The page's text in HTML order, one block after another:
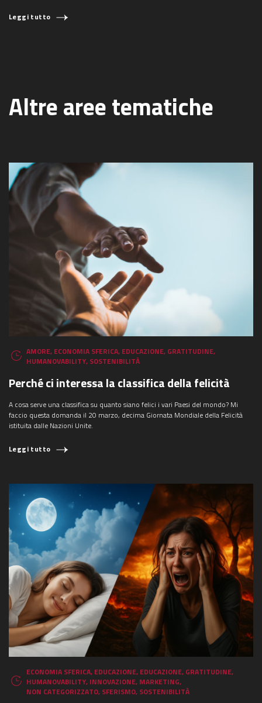
Leggi tutto
Altre aree tematiche
AMORE, ECONOMIA SFERICA, EDUCAZIONE, GRATITUDINE,
HUMANOVABILITY, SOSTENIBILITÀ
Perché ci interessa la classifica della felicità
A cosa serve una classifica su quanto siano felici i vari Paesi del mondo? Mi
faccio questa domanda il 20 marzo, decima Giornata Mondiale della Felicità
istituita dalle Nazioni Unite.
Leggi tutto
ECONOMIA SFERICA, EDUCAZIONE, EDUCAZIONE, GRATITUDINE,
HUMANOVABILITY, INNOVAZIONE, MARKETING,
NON CATEGORIZZATO, SFERISMO, SOSTENIBILITÀ